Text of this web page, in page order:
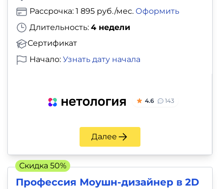
Длительность: 4 недели
Сертификат
Рассрочка: 1 895 руб./мес. Оформить
Начало: Узнать дату начала
4.6 143
Далее
Профессия Моушн-дизайнер в 2D
Скидка 50%